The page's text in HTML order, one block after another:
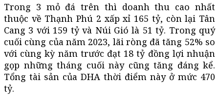
Trong 3 mỏ đá trên thì doanh thu cao nhất
thuộc về Thạnh Phú 2 xấp xỉ 165 tỷ, còn lại Tân
Cang 3 với 159 tỷ và Núi Gió là 51 tỷ. Trong quý
cuối cùng của năm 2023, lãi ròng đã tăng 52% so
với cùng kỳ năm trước đạt 18 tỷ đồng lợi nhuận
gọp những tháng cuối này cũng tăng đáng kể.
Tổng tài sản của DHA thời điểm này ở mức 470
tỷ.